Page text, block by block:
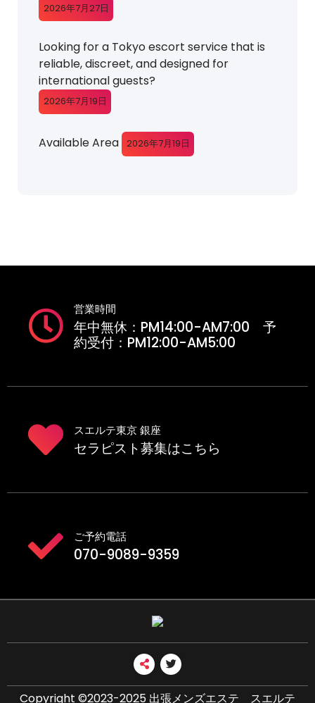
2026年7月27日
Looking for a Tokyo escort service that is
reliable, discreet, and designed for
international guests?
2026年7月19日
Available Area 2026年7月19日
営業時間
年中無休：PM14:00-AM7:00 予
約受付：PM12:00-AM5:00
スエルテ東京 銀座
セラピスト募集はこちら
ご予約電話
070-9089-9359
Copyright ©2023-2025 出張メンズエステ スエルテ